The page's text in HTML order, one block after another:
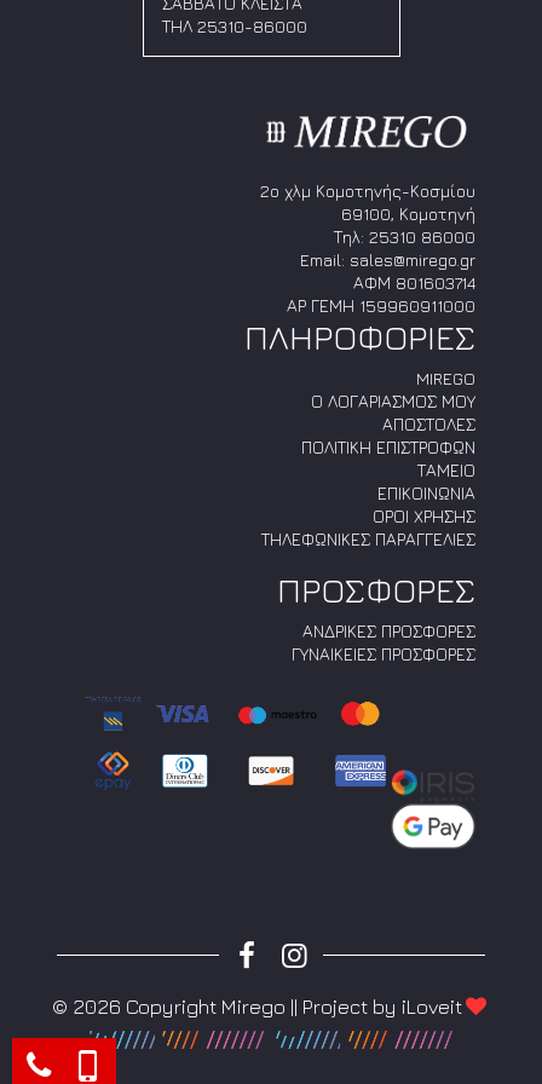
να
προϊόντος
ΤΗΛ 25310-86000
2ο χλμ Κομοτηνής-Κοσμίου
69100, Κομοτηνή
Τηλ: 25310 86000
Email: sales@mirego.gr
ΑΦΜ 801603714
ΑΡ ΓΕΜΗ 159960911000
ΠΛΗΡΟΦΟΡΙΕΣ
MIREGO
Ο ΛΟΓΑΡΙΑΣΜΟΣ ΜΟΥ
ΑΠΟΣΤΟΛΕΣ
ΠΟΛΙΤΙΚΗ ΕΠΙΣΤΡΟΦΩΝ
ΤΑΜΕΙΟ
ΕΠΙΚΟΙΝΩΝΙΑ
ΟΡΟΙ ΧΡΗΣΗΣ
ΤΗΛΕΦΩΝΙΚΕΣ ΠΑΡΑΓΓΕΛΙΕΣ
ΠΡΟΣΦΟΡΕΣ
ΑΝΔΡΙΚΕΣ ΠΡΟΣΦΟΡΕΣ
ΓΥΝΑΙΚΕΙΕΣ ΠΡΟΣΦΟΡΕΣ
© 2026 Copyright Mirego || Project by iLoveit